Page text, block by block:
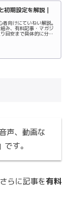
初期設定を解説｜
向けにていねい解説。
み、有料記事・マガジ
目安まで具体的に分か
声、動画な
す。
らに記事を有料